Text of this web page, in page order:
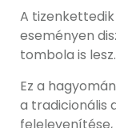
A
eseményen
tombola is lesz.
Ez a
a tradicionális